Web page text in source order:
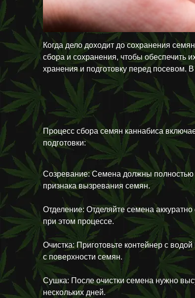
Когда дело доходит до сохранения
сбора и сохранения, чтобы обеспечить
хранения и подготовку перед посевом.
Процесс сбора семян каннабиса
подготовки:
Созревание: Семена должны полностью
признака вызревания семян.
Отделение: Отделяйте семена
при этом процессе.
Очистка: Приготовьте контейнер с
с поверхности семян.
Сушка: После очистки семена нужно
нескольких дней.